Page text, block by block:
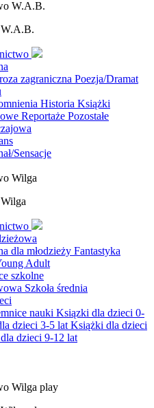
zagraniczna Poezja/Dramat
Historia Książki
Reportaże Pozostałe
Sensacje
dla młodzieży Fantastyka
Adult
szkolne
Szkoła średnia
nauki Ksiązki dla dzieci 0-
dzieci 3-5 lat Książki dla dzieci
dzieci 9-12 lat